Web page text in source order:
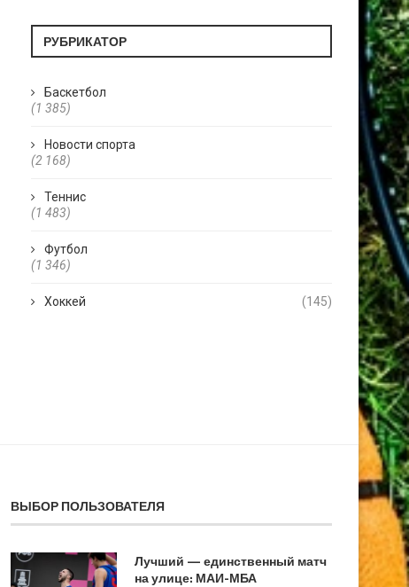
РУБРИКАТОР
Баскетбол
(1 385)
Новости спорта
(2 168)
Теннис
(1 483)
Футбол
(1 346)
Хоккей (145)
ВЫБОР ПОЛЬЗОВАТЕЛЯ
Лучший — единственный матч
на улице: МАИ-МБА